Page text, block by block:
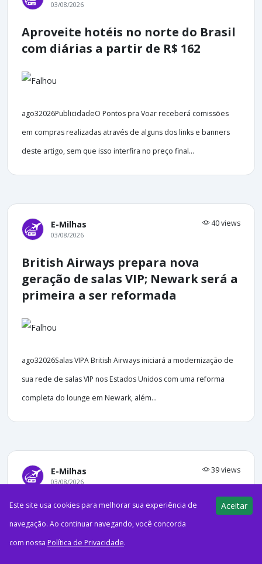
03/08/2026
Aproveite hotéis no norte do Brasil
com diárias a partir de R$ 162
ago32026PublicidadeO Pontos pra Voar receberá comissões
em compras realizadas através de alguns dos links e banners
deste artigo, sem que isso interfira no preço final...
E-Milhas 40 views
03/08/2026
British Airways prepara nova
geração de salas VIP; Newark será a
primeira a ser reformada
ago32026Salas VIPA British Airways iniciará a modernização de
sua rede de salas VIP nos Estados Unidos com uma reforma
completa do lounge em Newark, além...
E-Milhas 39 views
03/08/2026
ADVT VIP Lounge de Foz do Iguaçu
reabre após reforma e inaugura
área VIP Plus
Este site usa cookies para melhorar sua experiência de
navegação. Ao continuar navegando, você concorda
com nossa Política de Privacidade.
Aceitar